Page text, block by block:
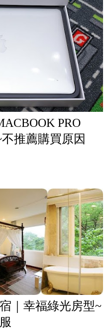
PRO
推薦購買原因
｜幸福綠光房型~